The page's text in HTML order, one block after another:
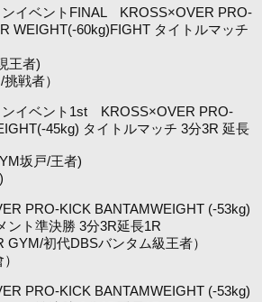
イベントFINAL KROSS×OVER PRO-
WEIGHT(-60kg)FIGHT タイトルマッチ
王者)
戦者）
イベント1st KROSS×OVER PRO-
45kg) タイトルマッチ 3分3R 延長
坂戸/王者)
PRO-KICK BANTAMWEIGHT (-53kg)
ント準決勝 3分3R延長1R
初代DBSバンタム級王者）
PRO-KICK BANTAMWEIGHT (-53kg)